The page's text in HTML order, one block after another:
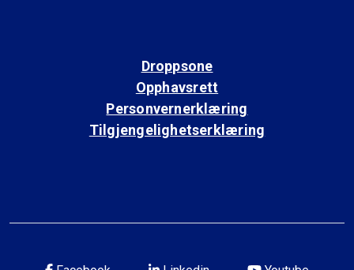
Droppsone
Opphavsrett
Personvernerklæring
Tilgjengelighetserklæring